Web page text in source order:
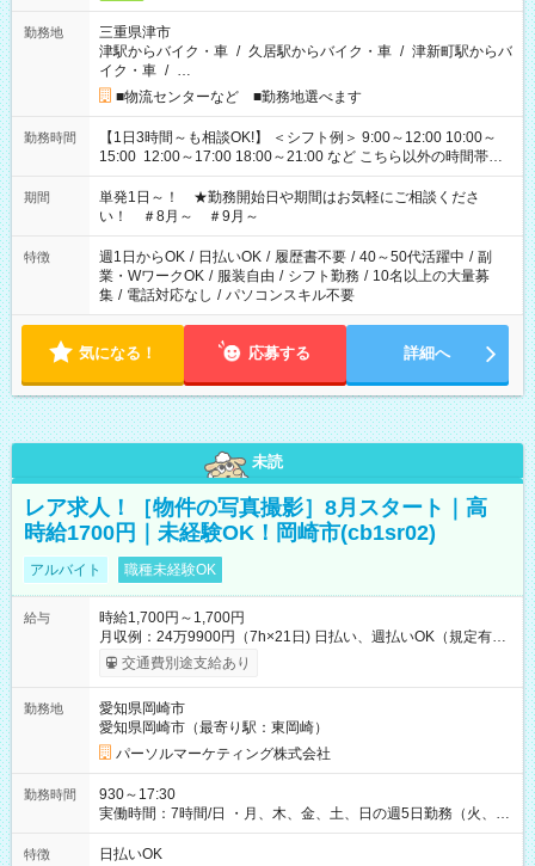
勤務地
三重県津市
津駅からバイク・車 / 久居駅からバイク・車 / 津新町駅からバ
イク・車 / …
■物流センターなど ■勤務地選べます
勤務時間
【1日3時間～も相談OK!】 ＜シフト例＞ 9:00～12:00 10:00～
15:00 12:00～17:00 18:00～21:00 など こちら以外の時間帯も
お気軽にご相談ください！
期間
単発1日～！ ★勤務開始日や期間はお気軽にご相談くださ
い！ ＃8月～ ＃9月～
特徴 週1日からOK / 日払いOK / 履歴書不要 / 40～50代活躍中 / 副
業・WワークOK / 服装自由 / シフト勤務 / 10名以上の大量募
集 / 電話対応なし / パソコンスキル不要
気になる！ 応募する 詳細へ
未読
レア求人！［物件の写真撮影］8月スタート｜高
時給1700円｜未経験OK！岡崎市(cb1sr02)
アルバイト 職種未経験OK
給与
時給1,700円～1,700円
月収例：24万9900円（7h×21日) 日払い、週払いOK（規定有
り） 【試用期間】試用期間なし
交通費別途支給あり
勤務地
愛知県岡崎市
愛知県岡崎市（最寄り駅：東岡崎）
パーソルマーケティング株式会社
勤務時間
930～17:30
実働時間：7時間/日 ・月、木、金、土、日の週5日勤務（火、水
は固定休です／夏季、年末年始等、長期休暇有り！） ・ワンシ
フト！ 残業ほぼナシ（0～5h/月）
特徴 日払いOK